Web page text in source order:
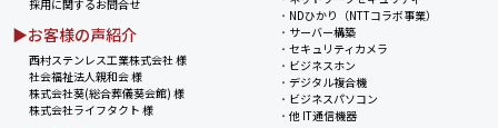
採用に関するお問合せ
▶お客様の声紹介
西村ステンレス工業株式会社 様
社会福祉法人親和会 様
株式会社葵(総合葬儀葵会館) 様
株式会社ライフタクト 様
・ NDひかり（NTTコラボ事業）
・ サーバー構築
・セキュリティカメラ
・ ビジネスホン
・デジタル複合機
・ ビジネスパソコン
・他 IT通信機器